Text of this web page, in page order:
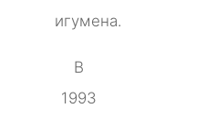
игумена.
В
1993